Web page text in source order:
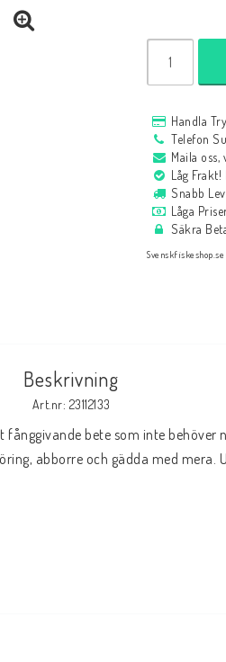
Handla
Telefon
Maila oss,
Låg
Snabb
Låga
Säkra
Beskrivning
Art.nr: 23112133
fånggivande bete som inte behöver
abborre och gädda med mera.